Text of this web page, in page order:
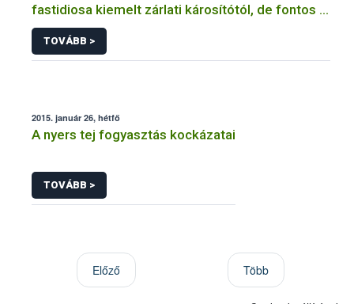
fastidiosa kiemelt zárlati károsítótól, de fontos a
megelőzés
TOVÁBB >
2015. január 26, hétfő
A nyers tej fogyasztás kockázatai
TOVÁBB >
Előző Több